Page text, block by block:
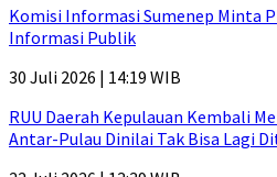
Komisi Informasi Sumenep Minta
Informasi Publik
30 Juli 2026 | 14:19 WIB
RUU Daerah Kepulauan Kembali
Antar-Pulau Dinilai Tak Bisa Lagi